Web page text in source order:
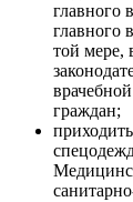
главного
главного
той мере,
граждан;